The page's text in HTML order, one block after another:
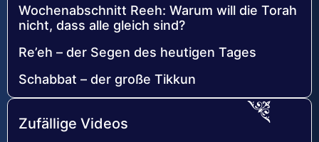
Wochenabschnitt Reeh: Warum will die Torah
nicht, dass alle gleich sind?
Re’eh – der Segen des heutigen Tages
Schabbat – der große Tikkun
Zufällige Videos